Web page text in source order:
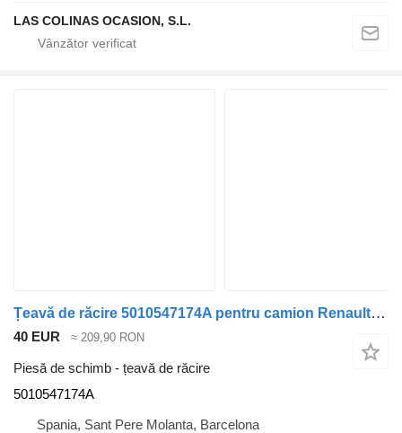
LAS COLINAS OCASION, S.L.
Țeavă de răcire 5010547174A pentru camion Renault PREMIUM 420
40 EUR ≈ 209,90 RON
Piesă de schimb - țeavă de răcire
5010547174A
Spania, Sant Pere Molanta, Barcelona